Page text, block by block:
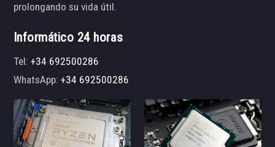
prolongando su vida útil.
Informático 24 horas
Tel:+34 692500286
WhatsApp:+34 692500286